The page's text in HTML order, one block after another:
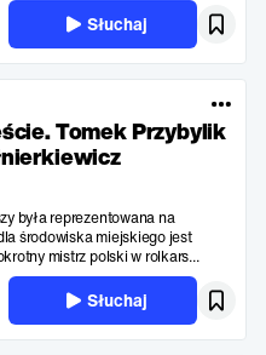
Słuchaj
Tomek Przybylik
była reprezentowana na
środowiska miejskiego jest
mistrz polski w rolkars...
Słuchaj